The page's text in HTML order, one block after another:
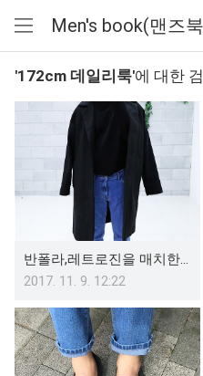
메
뉴
Men's book(맨즈
'172cm 데일리룩'에 대한
반폴라,레트로진을 매치한 오버핏 남자 검은코트 코디(Daily룩)
2017. 11. 9. 12:22